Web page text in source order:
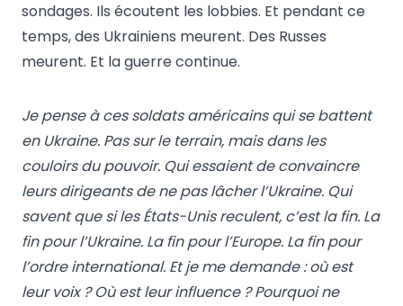
sondages. Ils écoutent les lobbies. Et pendant ce
temps, des Ukrainiens meurent. Des Russes
meurent. Et la guerre continue.
Je pense à ces soldats américains qui se battent
en Ukraine. Pas sur le terrain, mais dans les
couloirs du pouvoir. Qui essaient de convaincre
leurs dirigeants de ne pas lâcher l’Ukraine. Qui
savent que si les États-Unis reculent, c’est la fin. La
fin pour l’Ukraine. La fin pour l’Europe. La fin pour
l’ordre international. Et je me demande : où est
leur voix ? Où est leur influence ? Pourquoi ne